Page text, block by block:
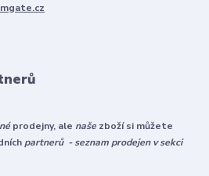
prodejny, ale naše zboží si můžete
partnerů - seznam prodejen v sekci